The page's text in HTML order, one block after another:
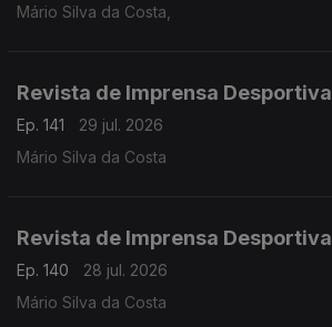
Mário Silva da Costa,
Revista de Imprensa Desportiva
Ep. 141
29 jul. 2026
Mário Silva da Costa
Revista de Imprensa Desportiva
Ep. 140
28 jul. 2026
Mário Silva da Costa